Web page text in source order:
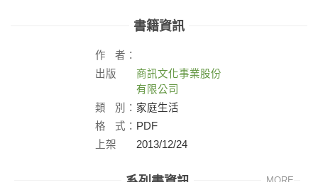
書籍資訊
作
者：
出版
商訊文化事業股份
有限公司
類
別： 家庭生活
格
式： PDF
上架
2013/12/24